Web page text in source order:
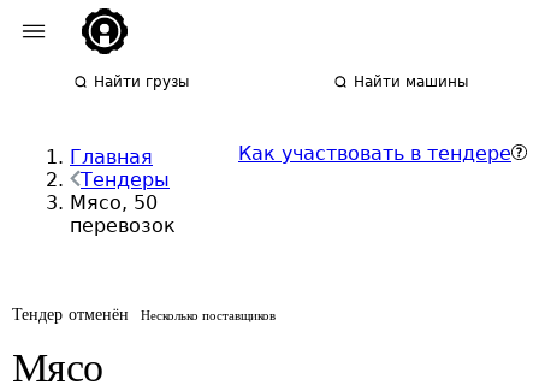
Найти грузы Найти машины
Главная
Тендеры
Мясо, 50
перевозок
Как участвовать в тендере
Тендер отменён Несколько поставщиков
Мясо